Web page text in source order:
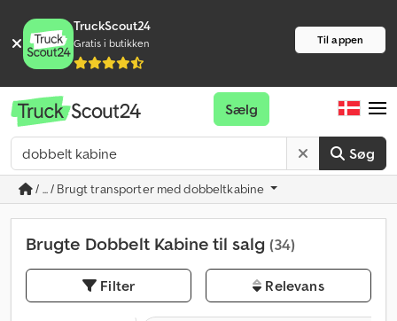
TruckScout24
Gratis i butikken Til appen
Søg
Sælg
/ ... / Brugt transporter med dobbeltkabine
Brugte Dobbelt Kabine til salg (34)
Filter Relevans